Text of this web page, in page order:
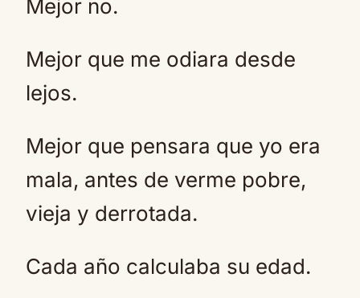
Mejor no.
Mejor que me odiara desde
lejos.
Mejor que pensara que yo era
mala, antes de verme pobre,
vieja y derrotada.
Cada año calculaba su edad.